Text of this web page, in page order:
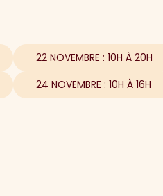
22 NOVEMBRE : 10H À 20H
24 NOVEMBRE : 10H À 16H